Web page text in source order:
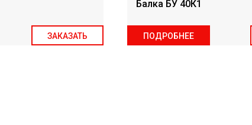
ЗАКАЗАТЬ
Балка БУ 40К1
ПОДРОБНЕЕ